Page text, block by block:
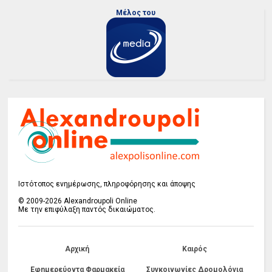
Μέλος του
Ιστότοπος ενημέρωσης, πληροφόρησης και άποψης
© 2009-2026 Alexandroupoli Online
Με την επιφύλαξη παντός δικαιώματος.
Αρχική Καιρός
Εφημερεύοντα Φαρμακεία Συγκοινωνίες Δρομολόγια